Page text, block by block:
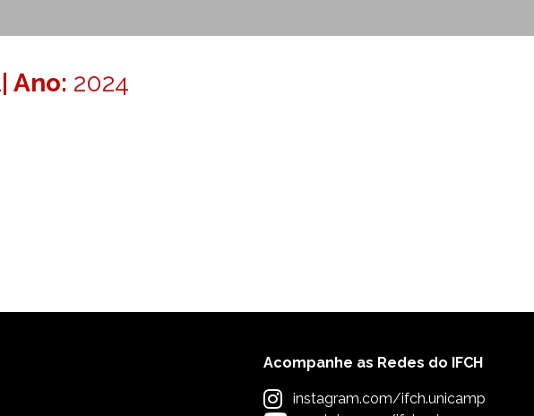
| Ano: 2024
Acompanhe as Redes do IFCH
instagram.com/ifch.unicamp